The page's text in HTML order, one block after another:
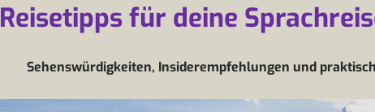
Reisetipps für deine
Sehenswürdigkeiten, Insiderempfehlungen und